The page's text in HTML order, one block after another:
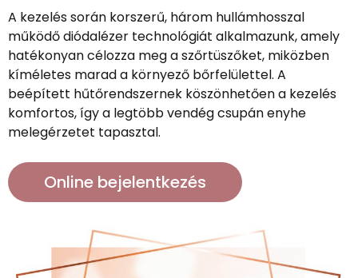
A kezelés során korszerű, három hullámhosszal
működő diódalézer technológiát alkalmazunk, amely
hatékonyan célozza meg a szőrtüszőket, miközben
kíméletes marad a környező bőrfelülettel. A
beépített hűtőrendszernek köszönhetően a kezelés
komfortos, így a legtöbb vendég csupán enyhe
melegérzetet tapasztal.
Online bejelentkezés